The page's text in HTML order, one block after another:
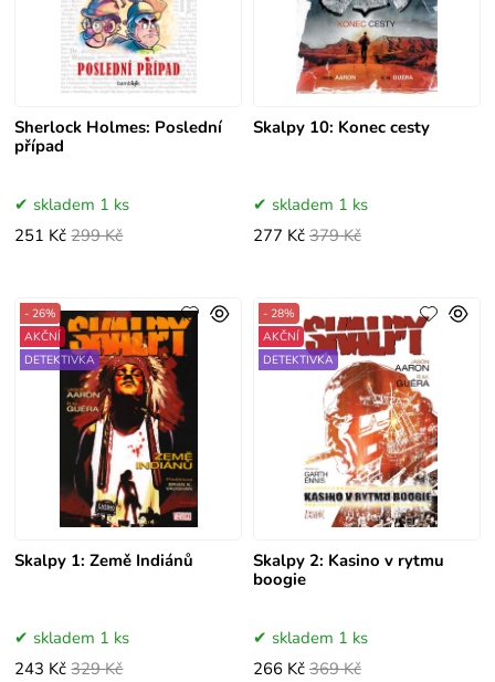
Sherlock Holmes: Poslední
případ
skladem 1 ks
251 Kč 299 Kč
Skalpy 10: Konec cesty
skladem 1 ks
277 Kč 379 Kč
Skalpy 1: Země Indiánů
- 26%
AKČNÍ
DETEKTIVKA
skladem 1 ks
243 Kč 329 Kč
Skalpy 2: Kasino v rytmu
boogie
- 28%
AKČNÍ
DETEKTIVKA
skladem 1 ks
266 Kč 369 Kč